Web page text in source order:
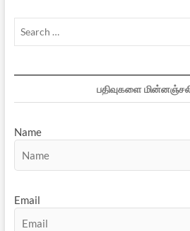
பதிவுகளை
Name
Email